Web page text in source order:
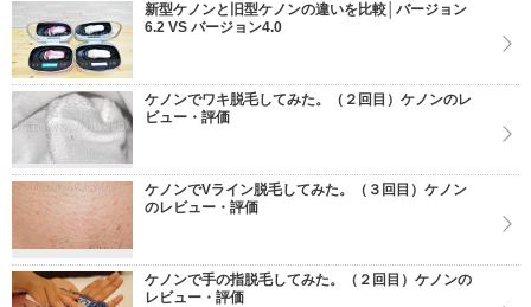
新型ケノンと旧型ケノンの違いを比較│バージョン
6.2 VS バージョン4.0
ケノンでワキ脱毛してみた。（２回目）ケノンのレ
ビュー・評価
ケノンでVライン脱毛してみた。（３回目）ケノン
のレビュー・評価
ケノンで手の指脱毛してみた。（２回目）ケノンの
レビュー・評価